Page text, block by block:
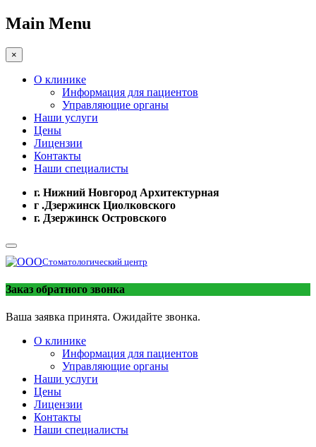
Main Menu
×
О клинике
Информация для пациентов
Управляющие органы
Наши услуги
Цены
Лицензии
Контакты
Наши специалисты
г. Нижний Новгород Архитектурная
г .Дзержинск Циолковского
г. Дзержинск Островского
Стоматологический центр
Заказ обратного звонка
Ваша заявка принята. Ожидайте звонка.
О клинике
Информация для пациентов
Управляющие органы
Наши услуги
Цены
Лицензии
Контакты
Наши специалисты